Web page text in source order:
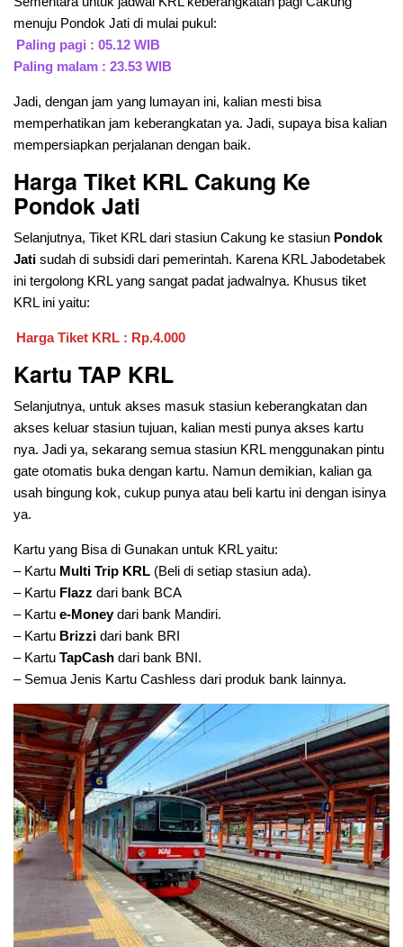
menuju Pondok Jati di mulai pukul:
Paling pagi : 05.12 WIB
Paling malam : 23.53 WIB
Jadi, dengan jam yang lumayan ini, kalian mesti bisa
memperhatikan jam keberangkatan ya. Jadi, supaya bisa kalian
mempersiapkan perjalanan dengan baik.
Harga Tiket KRL Cakung Ke
Pondok Jati
Selanjutnya, Tiket KRL dari stasiun Cakung ke stasiun Pondok
Jati sudah di subsidi dari pemerintah. Karena KRL Jabodetabek
ini tergolong KRL yang sangat padat jadwalnya. Khusus tiket
KRL ini yaitu:
Harga Tiket KRL : Rp.4.000
Kartu TAP KRL
Selanjutnya, untuk akses masuk stasiun keberangkatan dan
akses keluar stasiun tujuan, kalian mesti punya akses kartu
nya. Jadi ya, sekarang semua stasiun KRL menggunakan pintu
gate otomatis buka dengan kartu. Namun demikian, kalian ga
usah bingung kok, cukup punya atau beli kartu ini dengan isinya
ya.
Kartu yang Bisa di Gunakan untuk KRL yaitu:
– Kartu Multi Trip KRL (Beli di setiap stasiun ada).
– Kartu Flazz dari bank BCA
– Kartu e-Moneydari bank Mandiri.
– Kartu Brizzi dari bank BRI
– Kartu TapCash dari bank BNI.
– Semua Jenis Kartu Cashless dari produk bank lainnya.